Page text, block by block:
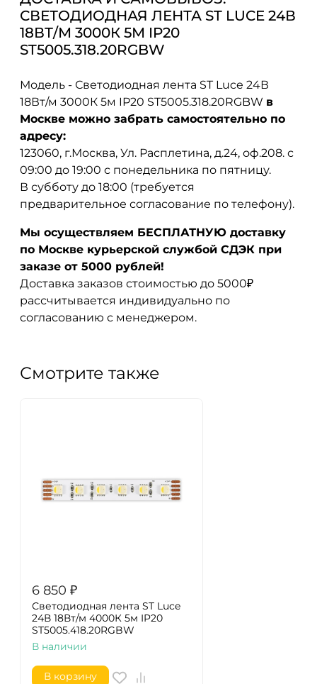
СВЕТОДИОДНАЯ ЛЕНТА ST LUCE 24В
18ВТ/М 3000К 5М IP20
ST5005.318.20RGBW
Модель - Светодиодная лента ST Luce 24В
18Вт/м 3000К 5м IP20 ST5005.318.20RGBW в
Москве можно забрать самостоятельно по
адресу:
123060, г.Москва, Ул. Расплетина, д.24, оф.208. с
09:00 до 19:00 с понедельника по пятницу.
В субботу до 18:00 (требуется
предварительное согласование по телефону).
Мы осуществляем БЕСПЛАТНУЮ доставку
по Москве курьерской службой СДЭК при
заказе от 5000 рублей!
Доставка заказов стоимостью до 5000₽
рассчитывается индивидуально по
согласованию с менеджером.
Смотрите также
6 850 ₽
Светодиодная лента ST Luce
24В 18Вт/м 4000К 5м IP20
ST5005.418.20RGBW
В наличии
В корзину